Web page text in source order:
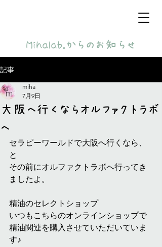
​Mihalab.からのお知らせ
記事
大阪へ行くならオルファクトラボ
へ
miha
7月9日
セラピーワールドで大阪へ行くなら、
と
その前にオルファクトラボへ行ってき
ましたよ。
精油のセレクトショップ
いつもこちらのオンラインショップで
精油関連を購入させていただいていま
す♪